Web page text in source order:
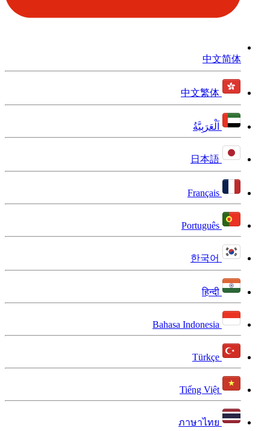
中文简体
中文繁体
اَلْعَرَبِيَّةُ
日本語
Français
Português
한국어
हिन्दी
Bahasa Indonesia
Türkçe
Tiếng Việt
ภาษาไทย